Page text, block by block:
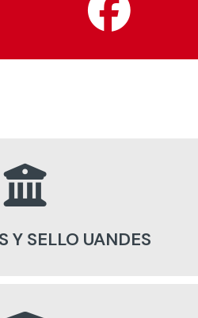
Y SELLO UANDES